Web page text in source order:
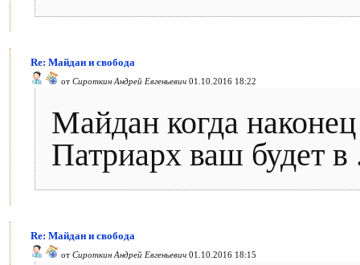
Re: Майдан и свобода
от Сироткин Андрей Евгеньевич 01.10.2016 18:22
Майдан когда
Патриарх ваш будет
Re: Майдан и свобода
от Сироткин Андрей Евгеньевич 01.10.2016 18:15